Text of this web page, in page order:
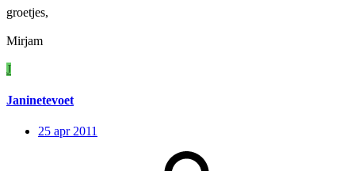
groetjes,
Mirjam
J
Janinetevoet
25 apr 2011